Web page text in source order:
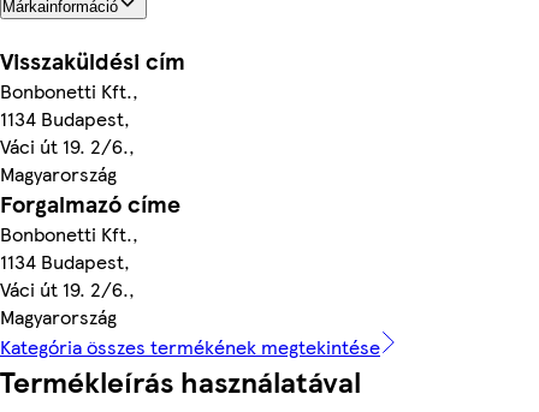
Márkainformáció
Visszaküldési cím
Bonbonetti Kft.,
1134 Budapest,
Váci út 19. 2/6.,
Magyarország
Forgalmazó címe
Bonbonetti Kft.,
1134 Budapest,
Váci út 19. 2/6.,
Magyarország
Kategória összes termékének megtekintése
Termékleírás használatával